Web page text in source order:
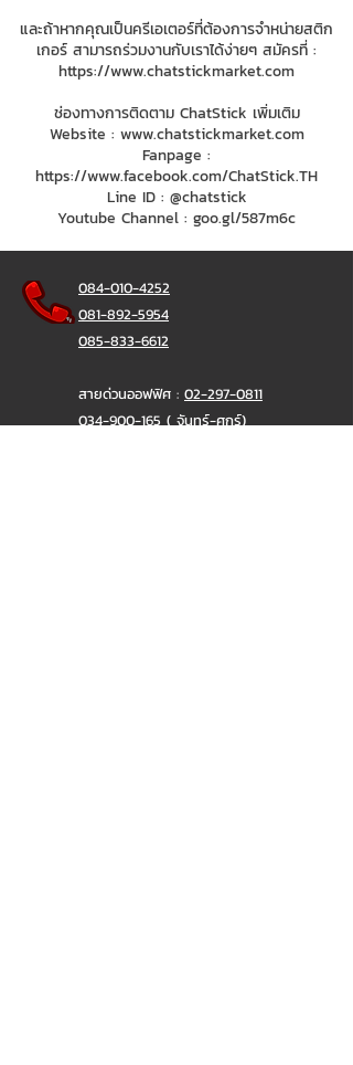
และถ้าหากคุณเป็นครีเอเตอร์ที่ต้องการจำหน่ายสติก
เกอร์ สามารถร่วมงานกับเราได้ง่ายๆ สมัครที่ :
https://www.chatstickmarket.com
ช่องทางการติดตาม ChatStick เพิ่มเติม
Website : www.chatstickmarket.com
Fanpage :
https://www.facebook.com/ChatStick.TH
Line ID : @chatstick
Youtube Channel : goo.gl/587m6c
084-010-4252
081-892-5954
085-833-6612
สายด่วนออฟฟิศ : 02-297-0811
034-900-165( จันทร์-ศุกร์)